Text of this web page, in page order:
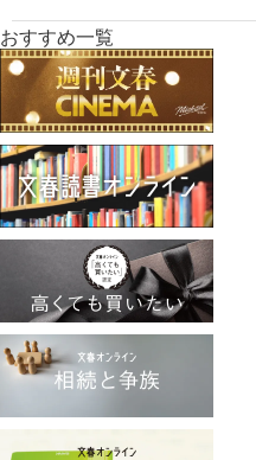
おすすめ一覧